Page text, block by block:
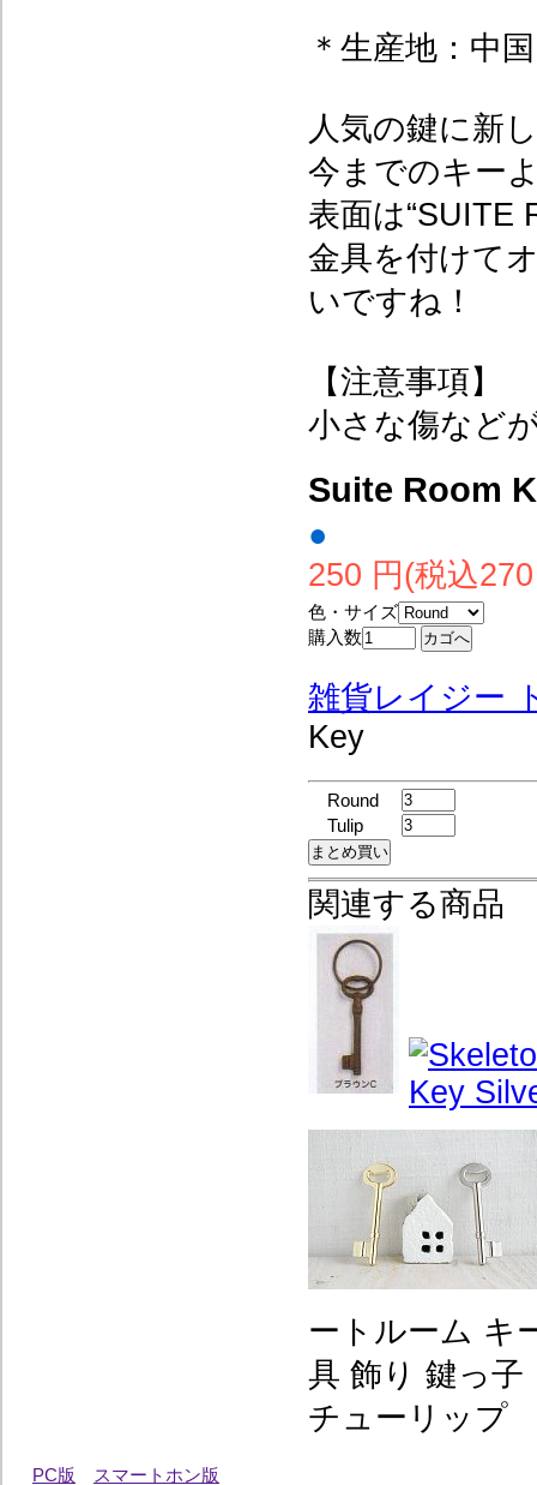
＊生産地：中国
人気の鍵に新
今までのキー
表面は“SUITE
金具を付けて
いですね！
【注意事項】
小さな傷など
Suite Room
●
250 円(税込
色・サイズ
購入数
雑貨レイジー
Key
Round
Tulip
関連する商品
ートルーム キ
具 飾り 鍵っ
チューリップ
PC版 スマートホン版